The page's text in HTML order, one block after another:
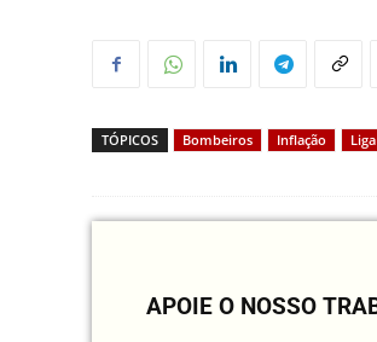
TÓPICOS Bombeiros Inflação
APOIE O NOSSO